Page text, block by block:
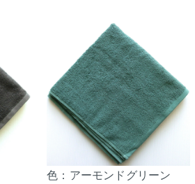
色：アーモンドグリーン